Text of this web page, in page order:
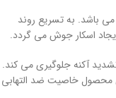
می باشد. به تسریع روند
اسکار جوش می گردد.
تشدید آکنه جلوگیری می کند.
محصول خاصیت ضد التهابی